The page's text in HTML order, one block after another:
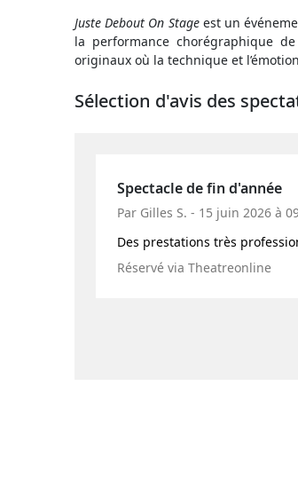
Juste Debout On Stageest un
la performance chorégraphique
originaux où la technique et
Sélection d'avis des
Spectacle de fin d'année
Par Gilles S. - 15 juin 2026 à
Des prestations très
Réservé via Theatreonline